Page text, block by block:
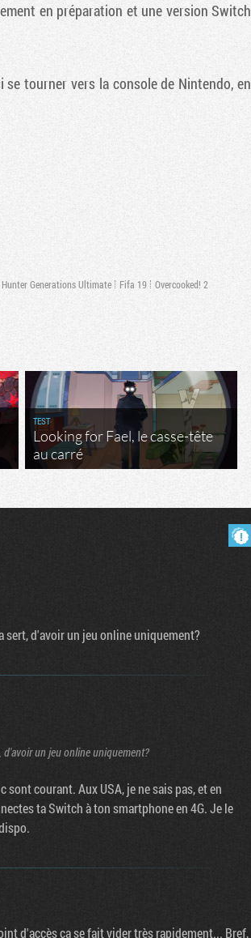
en préparation et une version Switch
se tourner vers la console de Nintendo, en
Generations Ultimate Fifa 19
Overcooked! 2
TEST
Looking for Fael, le casse-tête
au carré
sert, d'avoir un jeu online uniquement?
un jeu online uniquement?
courant. Aux USA, je ne sais pas, et en
ta Switch à ton smartphone en 4G. Je le
d'accès ca se fait vider très rapidement... Bref,